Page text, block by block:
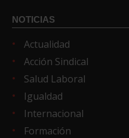
NOTICIAS
Actualidad
Acción Sindical
Salud Laboral
Igualdad
Internacional
Formación